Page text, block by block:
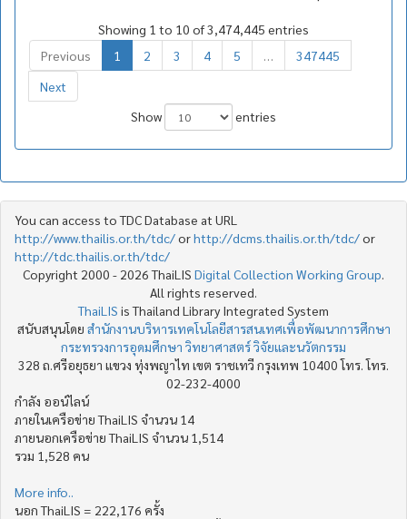
Showing 1 to 10 of 3,474,445 entries
Previous
1 2 3 4 5 …
347445
Next
Show
entries
You can access to TDC Database at URL
http://www.thailis.or.th/tdc/orhttp://dcms.thailis.or.th/tdc/or
http://tdc.thailis.or.th/tdc/
Copyright 2000 - 2026 ThaiLIS Digital Collection Working Group.
All rights reserved.
ThaiLIS is Thailand Library Integrated System
สนับสนุนโดย สำนักงานบริหารเทคโนโลยีสารสนเทศเพื่อพัฒนาการศึกษา
กระทรวงการอุดมศึกษา วิทยาศาสตร์ วิจัยและนวัตกรรม
328 ถ.ศรีอยุธยา แขวง ทุ่งพญาไท เขต ราชเทวี กรุงเทพ 10400 โทร. โทร.
02-232-4000
กำลัง ออน์ไลน์
ภายในเครือข่าย ThaiLIS จำนวน 14
ภายนอกเครือข่าย ThaiLIS จำนวน 1,514
รวม 1,528 คน
More info..
นอก ThaiLIS = 222,176 ครั้ง